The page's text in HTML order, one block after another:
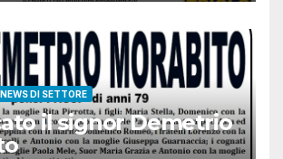
NEWS DI SETTORE
il signor Demetrio